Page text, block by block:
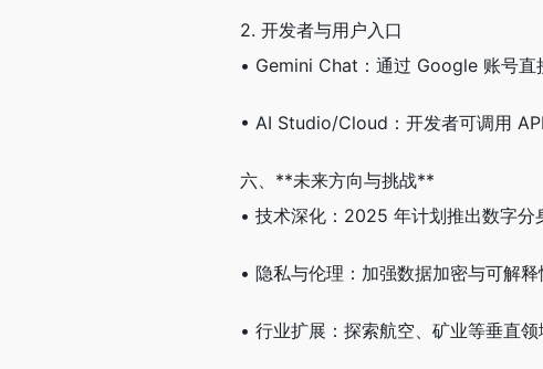
2. 开发者与用户入口
• Gemini Chat：通过 Google 账号直
• AI Studio/Cloud：开发者可调用
六、**未来方向与挑战**
• 技术深化：2025 年计划推出数字分
• 隐私与伦理：加强数据加密与可解
• 行业扩展：探索航空、矿业等垂直